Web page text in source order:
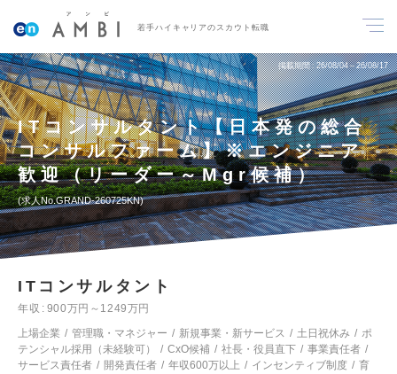
若手ハイキャリアのスカウト転職
掲載期間 26/08/04～26/08/17
ITコンサルタント【日本発の総合
コンサルファーム】※エンジニア
歓迎（リーダー～Mgr候補）
求人No.GRAND-260725KN
ITコンサルタント
年収
900万円～1249万円
上場企業
管理職・マネジャー 新規事業・新サービス 土日祝休み
ポ
テンシャル採用（未経験可）
CxO候補 社長・役員直下
事業責任者
サービス責任者
開発責任者 年収600万以上 インセンティブ制度
育